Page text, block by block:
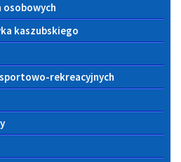
osobowych
kaszubskiego
rekreacyjnych